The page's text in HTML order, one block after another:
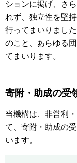
ションに掲げ、さ
れず、独立性を堅
行ってまいりまし
のこと、あらゆる
てまいります。
寄附・助成の受
当機構は、非営利
て、寄附・助成の
います。